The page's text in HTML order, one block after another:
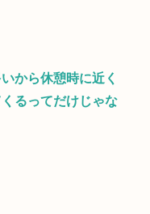
から休憩時に近く
るってだけじゃな